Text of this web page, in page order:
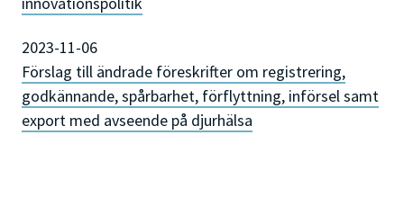
2023-11-06
Förslag till ändrade föreskrifter om registrering,
godkännande, spårbarhet, förflyttning, införsel samt
export med avseende på djurhälsa